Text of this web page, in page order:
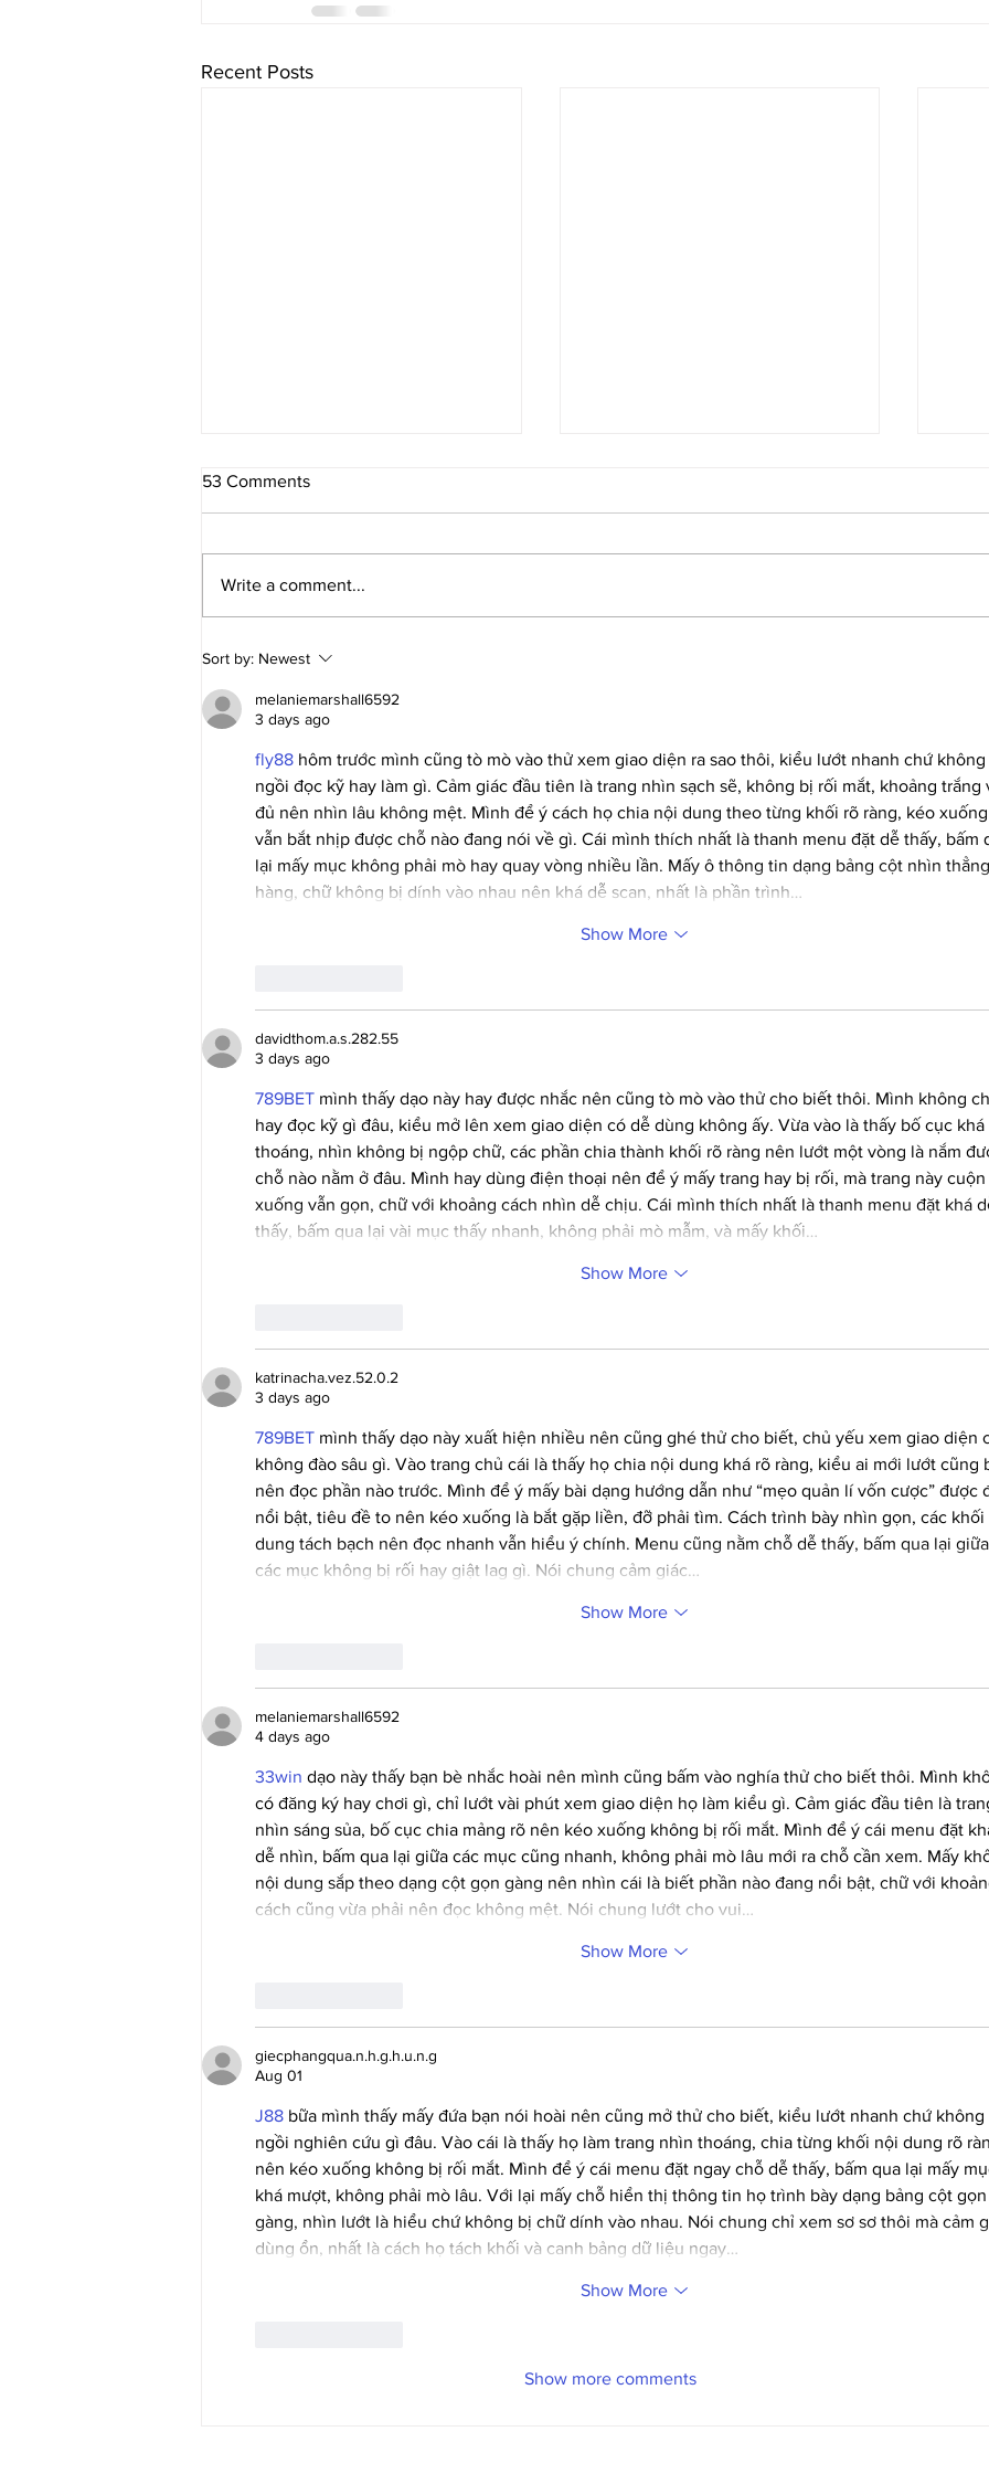
Recent Posts
Elliott Joins Nitro Rallycross for
Series Finale in Florida
53 Comments
Write a comment...
Sort by: Newest
melaniemarshall6592
3 days ago
fly88 hôm trước mình cũng tò mò vào thử xem giao diện ra sao thôi, kiểu lướt nhanh chứ không
ngồi đọc kỹ hay làm gì. Cảm giác đầu tiên là trang nhìn sạch sẽ, không bị rối mắt, khoảng trắng
đủ nên nhìn lâu không mệt. Mình để ý cách họ chia nội dung theo từng khối rõ ràng, kéo xuống
vẫn bắt nhịp được chỗ nào đang nói về gì. Cái mình thích nhất là thanh menu đặt dễ thấy, bấm
lại mấy mục không phải mò hay quay vòng nhiều lần. Mấy ô thông tin dạng bảng cột nhìn thẳng
hàng, chữ không bị dính vào nhau nên khá dễ scan, nhất là phần trình…
Show More
davidthom.a.s.282.55
3 days ago
789BET mình thấy dạo này hay được nhắc nên cũng tò mò vào thử cho biết thôi. Mình không
hay đọc kỹ gì đâu, kiểu mở lên xem giao diện có dễ dùng không ấy. Vừa vào là thấy bố cục khá
thoáng, nhìn không bị ngộp chữ, các phần chia thành khối rõ ràng nên lướt một vòng là nắm
chỗ nào nằm ở đâu. Mình hay dùng điện thoại nên để ý mấy trang hay bị rối, mà trang này cuộn
xuống vẫn gọn, chữ với khoảng cách nhìn dễ chịu. Cái mình thích nhất là thanh menu đặt khá
thấy, bấm qua lại vài mục thấy nhanh, không phải mò mẫm, và mấy khối…
Show More
katrinacha.vez.52.0.2
3 days ago
789BET mình thấy dạo này xuất hiện nhiều nên cũng ghé thử cho biết, chủ yếu xem giao diện
không đào sâu gì. Vào trang chủ cái là thấy họ chia nội dung khá rõ ràng, kiểu ai mới lướt cũng
nên đọc phần nào trước. Mình để ý mấy bài dạng hướng dẫn như “mẹo quản lí vốn cược” được
nổi bật, tiêu đề to nên kéo xuống là bắt gặp liền, đỡ phải tìm. Cách trình bày nhìn gọn, các khối
dung tách bạch nên đọc nhanh vẫn hiểu ý chính. Menu cũng nằm chỗ dễ thấy, bấm qua lại giữa
các mục không bị rối hay giật lag gì. Nói chung cảm giác…
Show More
melaniemarshall6592
4 days ago
33win dạo này thấy bạn bè nhắc hoài nên mình cũng bấm vào nghía thử cho biết thôi. Mình
có đăng ký hay chơi gì, chỉ lướt vài phút xem giao diện họ làm kiểu gì. Cảm giác đầu tiên là
nhìn sáng sủa, bố cục chia mảng rõ nên kéo xuống không bị rối mắt. Mình để ý cái menu đặt
dễ nhìn, bấm qua lại giữa các mục cũng nhanh, không phải mò lâu mới ra chỗ cần xem. Mấy
nội dung sắp theo dạng cột gọn gàng nên nhìn cái là biết phần nào đang nổi bật, chữ với
cách cũng vừa phải nên đọc không mệt. Nói chung lướt cho vui…
Show More
giecphangqua.n.h.g.h.u.n.g
Aug 01
J88 bữa mình thấy mấy đứa bạn nói hoài nên cũng mở thử cho biết, kiểu lướt nhanh chứ không
ngồi nghiên cứu gì đâu. Vào cái là thấy họ làm trang nhìn thoáng, chia từng khối nội dung rõ
nên kéo xuống không bị rối mắt. Mình để ý cái menu đặt ngay chỗ dễ thấy, bấm qua lại mấy
khá mượt, không phải mò lâu. Với lại mấy chỗ hiển thị thông tin họ trình bày dạng bảng cột gọn
gàng, nhìn lướt là hiểu chứ không bị chữ dính vào nhau. Nói chung chỉ xem sơ sơ thôi mà cảm
dùng ổn, nhất là cách họ tách khối và canh bảng dữ liệu ngay…
Show More
Show more comments